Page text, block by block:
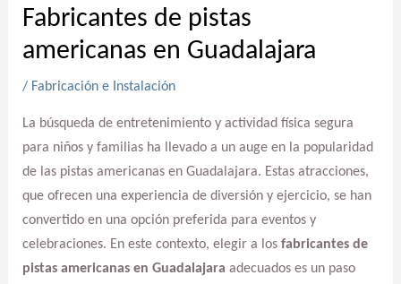
Fabricantes de pistas
americanas en Guadalajara
/ Fabricación e Instalación
La búsqueda de entretenimiento y actividad física segura
para niños y familias ha llevado a un auge en la popularidad
de las pistas americanas en Guadalajara. Estas atracciones,
que ofrecen una experiencia de diversión y ejercicio, se han
convertido en una opción preferida para eventos y
celebraciones. En este contexto, elegir a los fabricantes de
pistas americanas en Guadalajara adecuados es un paso